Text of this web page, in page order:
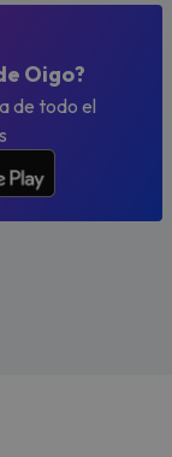
Oigo?
de todo el